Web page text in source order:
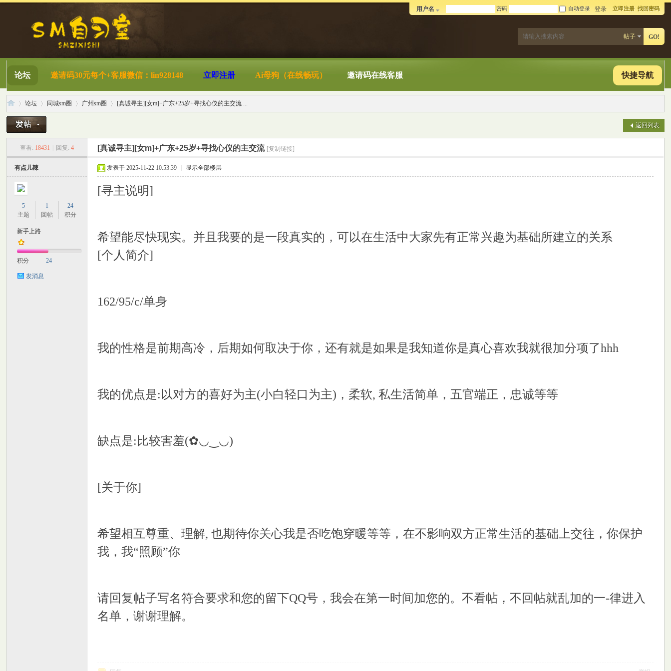
用户名 密码 自动登录 登录 立即注册 找回密码
帖子 GO!
快捷导航
论坛 邀请码30元每个+客服微信：lin928148 立即注册 Ai母狗（在线畅玩） 邀请码在线客服
论坛
›
同城sm圈
›
广州sm圈
›
[真诚寻主][女m]+广东+25岁+寻找心仪的主交流 ...
返回列表
查看: 18431 回复: 4 [真诚寻主][女m]+广东+25岁+寻找心仪的主交流 [复制链接]
有点儿辣
5
主题
1
回帖
24
积分
新手上路
积分 24
发消息
发表于 2025-11-22 10:53:39 显示全部楼层
[寻主说明]
希望能尽快现实。并且我要的是一段真实的，可以在生活中大家先有正常兴趣为基础所建立的关系
[个人简介]
162/95/c/单身
我的性格是前期高冷，后期如何取决于你，还有就是如果是我知道你是真心喜欢我就很加分项了hhh
我的优点是:以对方的喜好为主(小白轻口为主)，柔软, 私生活简单，五官端正，忠诚等等
缺点是:比较害羞(✿◡‿◡)
[关于你]
希望相互尊重、理解, 也期待你关心我是否吃饱穿暖等等，在不影响双方正常生活的基础上交往，你保护
我，我“照顾”你
请回复帖子写名符合要求和您的留下QQ号，我会在第一时间加您的。不看帖，不回帖就乱加的一-律进入
名单，谢谢理解。